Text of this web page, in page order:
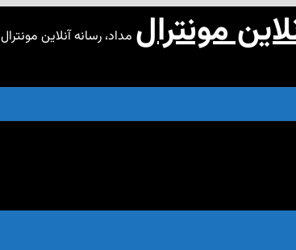
مداد، رسانه آنلاین مونترال